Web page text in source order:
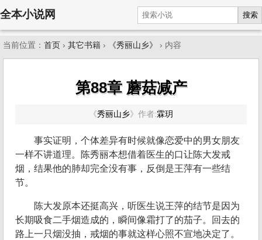
全本小说网 搜索
当前位置： 首页 › 其它书籍 › 《秀丽山乡》 › 内容
第88章 蘑菇减产
《秀丽山乡》 作者:霖玥
事实证明，个体差异有时候就像恋爱中的男女朋友
一样不讲道理。陈秀丽本想借着医生的口让陈大发戒
烟，结果他的肺却完全没有事，反倒是王萍有一些结
节。
陈大发原本还挺高兴，听医生说王萍的结节是因为
长期吸食二手烟造成的，瞬间像霜打了的茄子。回去的
路上一只烟没抽，戒烟的事就这样心照不宣地决定了。